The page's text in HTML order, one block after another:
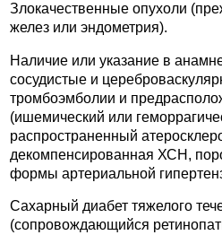
Злокачественные опухоли
желез или эндометрия).
Наличие или указание в
сосудистые и
тромбоэмболии и
(ишемический или
распространенный
декомпенсированная ХСН,
формы артериальной
Сахарный диабет тяжелого
(сопровождающийся